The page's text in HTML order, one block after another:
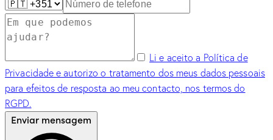
Li e aceito a Política de
Privacidade e autorizo o tratamento dos meus dados pessoais
para efeitos de resposta ao meu contacto, nos termos do
RGPD.